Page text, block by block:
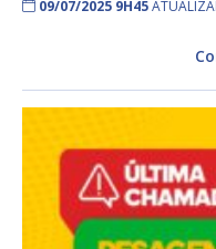
09/07/2025 9H45